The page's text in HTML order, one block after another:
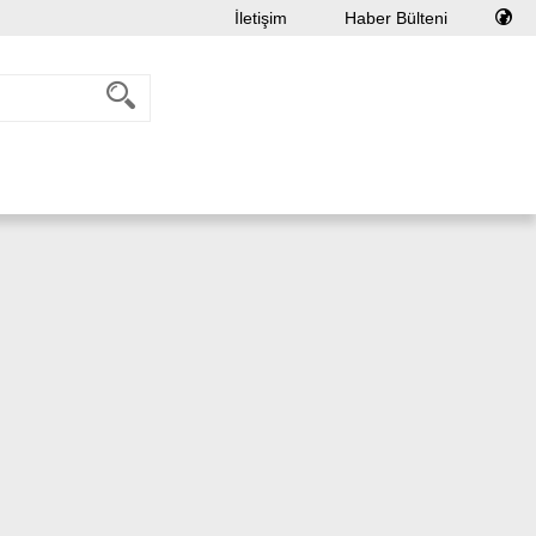
İletişim Haber Bülteni